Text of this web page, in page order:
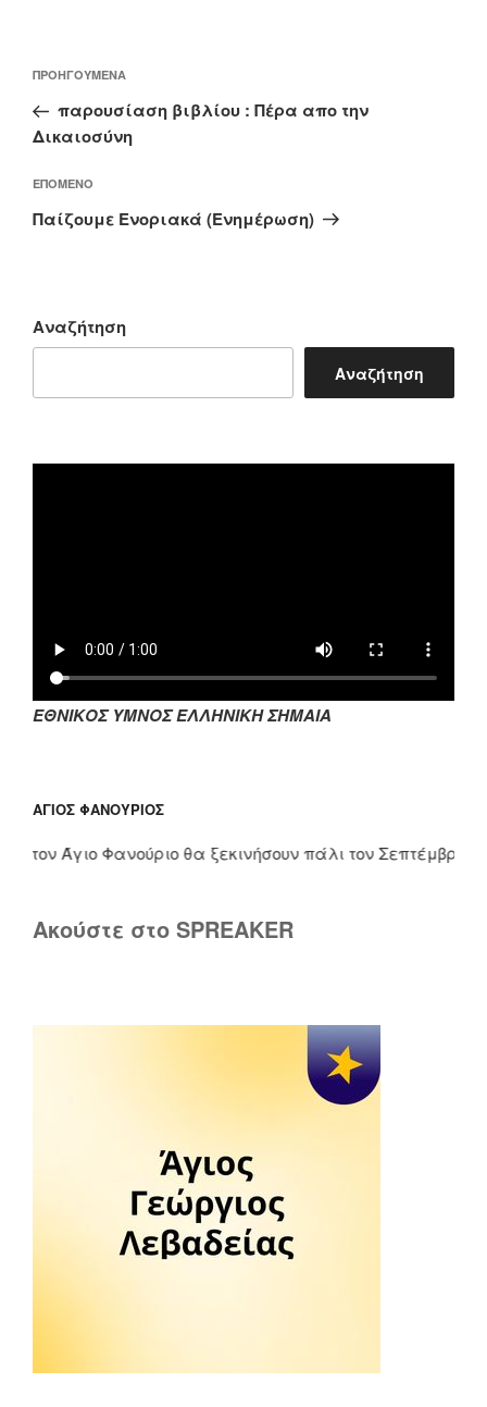
άρθρων
Προηγούμενο
άρθρο
ΠΡΟΗΓΟΎΜΕΝΑ
παρουσίαση βιβλίου : Πέρα απο την
Δικαιοσύνη
Επόμενο
άρθρο
ΕΠΌΜΕΝΟ
Παίζουμε Ενοριακά (Ενημέρωση)
Αναζήτηση
Αναζήτηση
ΕΘΝΙΚΟΣ ΥΜΝΟΣ ΕΛΛΗΝΙΚΗ ΣΗΜΑΙΑ
ΆΓΙΟΣ ΦΑΝΟΎΡΙΟΣ
Άγιο Φανούριο θα ξεκινήσουν πάλι τον Σεπτέμβριο.
Ακούστε στο SPREAKER